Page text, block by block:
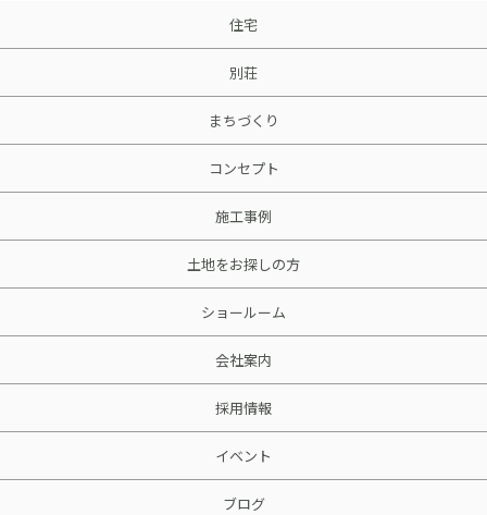
住宅
別荘
まちづくり
コンセプト
施工事例
土地をお探しの方
ショールーム
会社案内
採用情報
イベント
ブログ